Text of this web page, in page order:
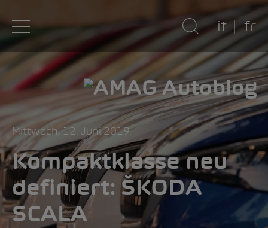
it fr
Mittwoch, 12. Juni 2019
Kompaktklasse neu
definiert: ŠKODA
SCALA